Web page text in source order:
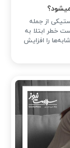
از جمله
خطر ابتلا به
را افزایش